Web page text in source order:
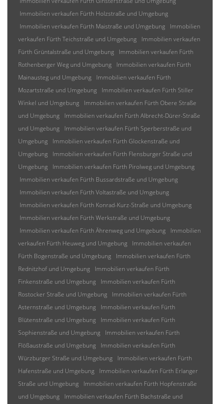
Immobilien verkaufen Fürth Holzstraße und Umgebung
Immobilien verkaufen Fürth Maistraße und Umgebung
Immobilien
verkaufen Fürth Teichstraße und Umgebung
Immobilien verkaufen
Fürth Grüntalstraße und Umgebung
Immobilien verkaufen Fürth
Rothenberger Weg und Umgebung
Immobilien verkaufen Fürth
Mainausteg und Umgebung
Immobilien verkaufen Fürth
Mozartstraße und Umgebung
Immobilien verkaufen Fürth Stiller
Winkel und Umgebung
Immobilien verkaufen Fürth Obere Straße
und Umgebung
Immobilien verkaufen Fürth Albrecht-Dürer-Straße
und Umgebung
Immobilien verkaufen Fürth Sperberstraße und
Umgebung
Immobilien verkaufen Fürth Glockenstraße und
Umgebung
Immobilien verkaufen Fürth Flensburger Straße und
Umgebung
Immobilien verkaufen Fürth Pirolweg und Umgebung
Immobilien verkaufen Fürth Bussardstraße und Umgebung
Immobilien verkaufen Fürth Voltastraße und Umgebung
Immobilien verkaufen Fürth Konrad-Kurz-Straße und Umgebung
Immobilien verkaufen Fürth Werkstraße und Umgebung
Immobilien verkaufen Fürth Ährenweg und Umgebung
Immobilien
verkaufen Fürth Heuweg und Umgebung
Immobilien verkaufen
Fürth Bogenstraße und Umgebung
Immobilien verkaufen Fürth
Rednitzhof und Umgebung
Immobilien verkaufen Fürth
Finkenstraße und Umgebung
Immobilien verkaufen Fürth
Rostocker Straße und Umgebung
Immobilien verkaufen Fürth
Asternstraße und Umgebung
Immobilien verkaufen Fürth
Blütenstraße und Umgebung
Immobilien verkaufen Fürth
Sophienstraße und Umgebung
Immobilien verkaufen Fürth
Flößaustraße und Umgebung
Immobilien verkaufen Fürth
Würzburger Straße und Umgebung
Immobilien verkaufen Fürth
Hafenstraße und Umgebung
Immobilien verkaufen Fürth Erlanger
Straße und Umgebung
Immobilien verkaufen Fürth Hopfenstraße
und Umgebung
Immobilien verkaufen Fürth Bachstraße und